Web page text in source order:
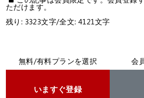
ただけます。
残り: 3323文字/全文: 4121文字
無料/有料プランを選択
いますぐ登録
会